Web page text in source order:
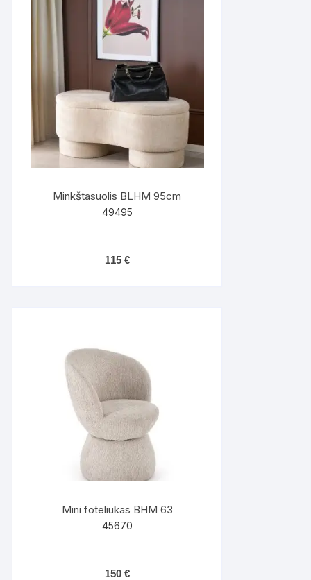
Minkštasuolis BLHM 95cm
49495
115 €
Mini foteliukas BHM 63
45670
150 €